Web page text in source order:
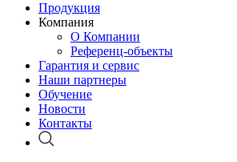
Продукция
Компания
О Компании
Референц-объекты
Гарантия и сервис
Наши партнеры
Обучение
Новости
Контакты